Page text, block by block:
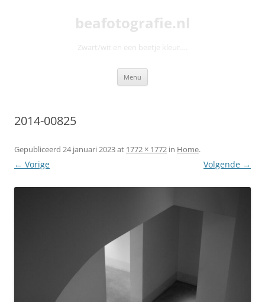
beafotografie.nl
Zwart/wit en een beetje kleur….
Menu
2014-00825
Gepubliceerd 24 januari 2023at 1772 × 1772 in Home.
← Vorige Volgende →